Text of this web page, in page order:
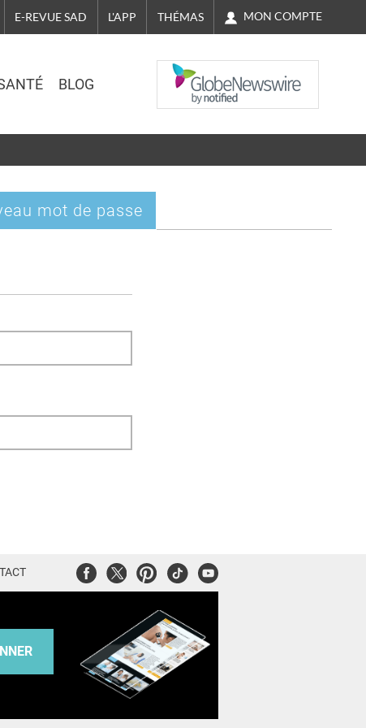
E-REVUE SAD L'APP THÉMAS MON COMPTE
BLOG
NASDAQ
mot de passe
FacebookTwitterPinterest
TiktokYoutube